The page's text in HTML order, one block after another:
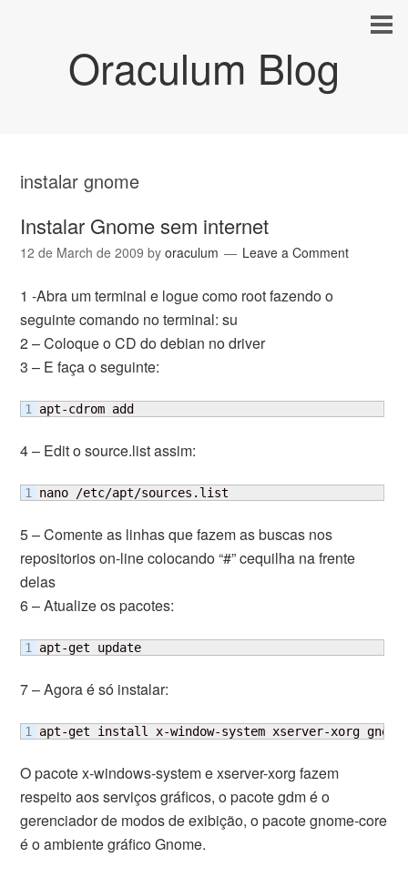
Oraculum Blog
instalar gnome
Instalar Gnome sem internet
12 de March de 2009 byoraculum Leave a Comment
1 -Abra um terminal e logue como root fazendo o
seguinte comando no terminal: su
2 – Coloque o CD do debian no driver
3 – E faça o seguinte:
apt-cdrom add
4 – Edit o source.list assim:
nano /etc/apt/sources.list
5 – Comente as linhas que fazem as buscas nos
repositorios on-line colocando “#” cequilha na frente
delas
6 – Atualize os pacotes:
apt-get update
7 – Agora é só instalar:
apt-get install x-window-system xserver-xorg
O pacote x-windows-system e xserver-xorg fazem
respeito aos serviços gráficos, o pacote gdm é o
gerenciador de modos de exibição, o pacote gnome-core
é o ambiente gráfico Gnome.